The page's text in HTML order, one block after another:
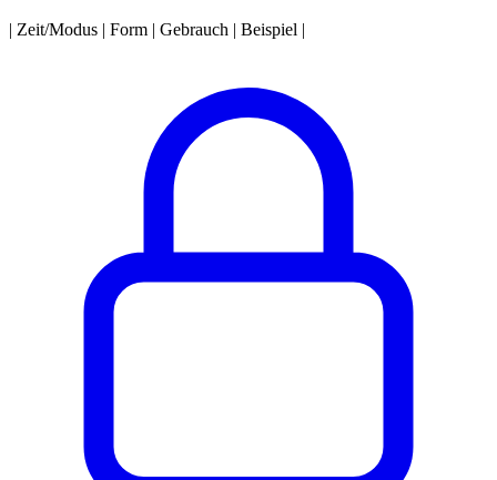
| Zeit/Modus | Form | Gebrauch | Beispiel |